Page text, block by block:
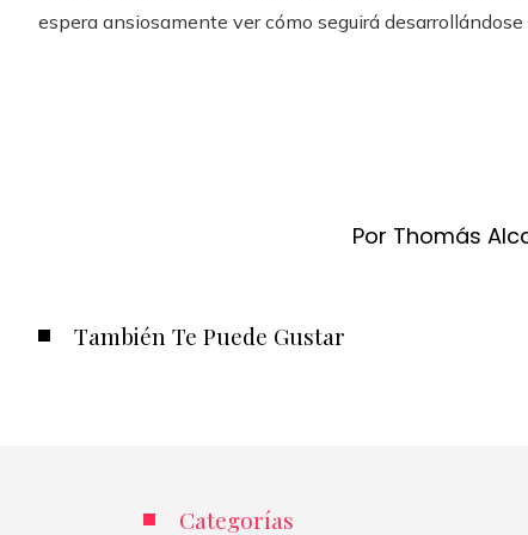
espera ansiosamente ver cómo seguirá
Por Thomás
También Te Puede Gustar
Categorías